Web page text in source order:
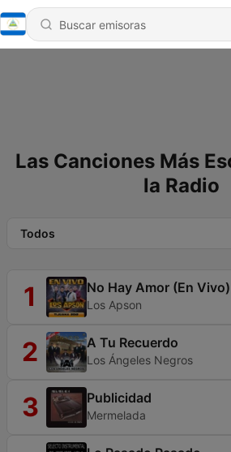
Las Canciones Más
la Radio
Todos
1 No Hay Amor (En Vivo)
Los Apson
2 A Tu Recuerdo
Los Ángeles Negros
3 Publicidad
Mermelada